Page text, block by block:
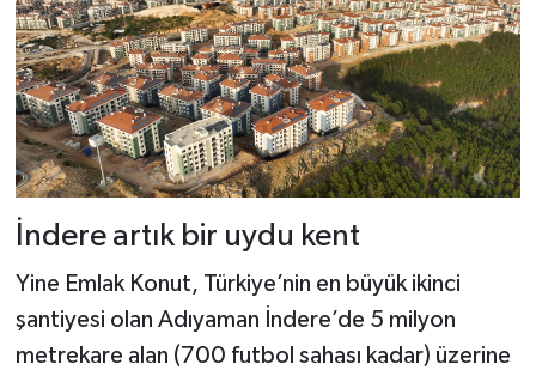
İndere artık bir uydu kent
Yine Emlak Konut, Türkiye’nin en büyük ikinci
şantiyesi olan Adıyaman İndere’de 5 milyon
metrekare alan (700 futbol sahası kadar) üzerine